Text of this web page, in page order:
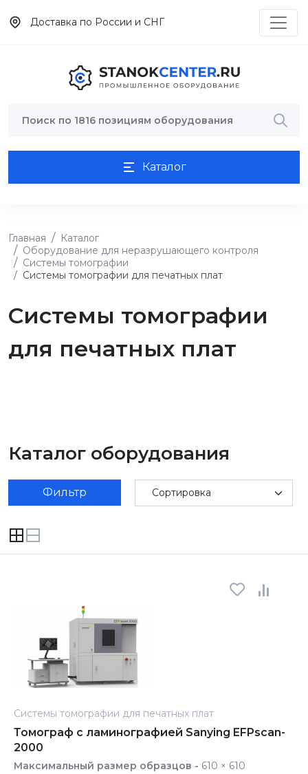
Доставка по России и СНГ
Каталог
Главная
Каталог
Оборудование для неразрушающего контроля
Системы томографии
Системы томографии для печатных плат
Системы томографии
для печатных плат
Каталог оборудования
Фильтр
Системы томографии для печатных плат
Томограф с ламинографией Sanying EFPscan-
2000
Максимальный размер образцов - 610 × 610